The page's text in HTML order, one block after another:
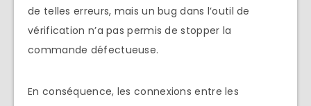
de telles erreurs, mais un bug dans l’outil de
vérification n’a pas permis de stopper la
commande défectueuse.
En conséquence, les connexions entre les